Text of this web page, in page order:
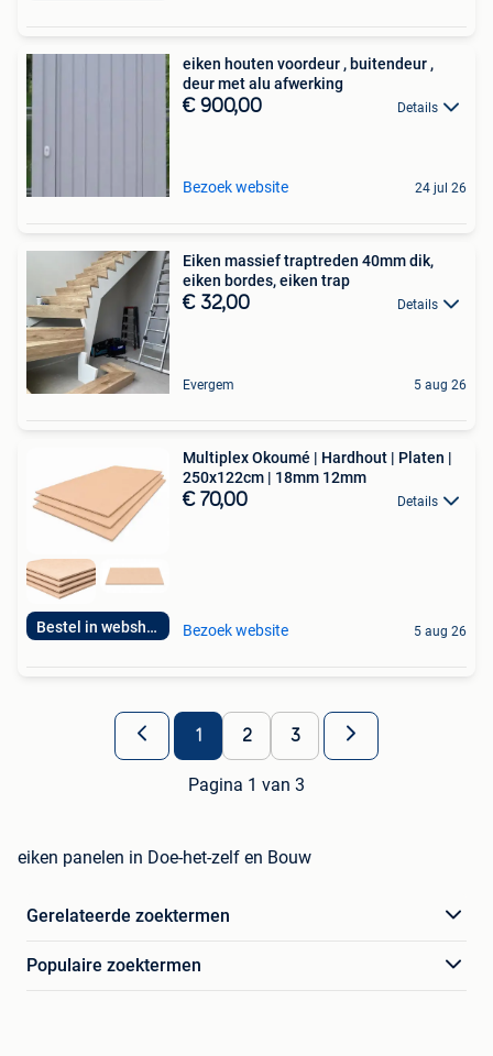
eiken houten voordeur , buitendeur ,
deur met alu afwerking
€ 900,00 Details
Bezoek website 24 jul 26
Eiken massief traptreden 40mm dik,
eiken bordes, eiken trap
€ 32,00 Details
Evergem 5 aug 26
Bestel in webshop!
Multiplex Okoumé | Hardhout | Platen |
250x122cm | 18mm 12mm
€ 70,00 Details
Bezoek website 5 aug 26
1 2 3
Pagina 1 van 3
eiken panelen in Doe-het-zelf en Bouw
Gerelateerde zoektermen
Populaire zoektermen